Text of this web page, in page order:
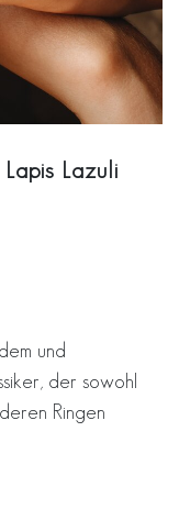
Lazuli
und
der sowohl
Ringen